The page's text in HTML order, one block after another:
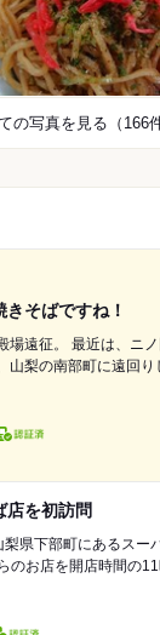
の写真を見る（166件
そばですね！
ムとセットのよ
山梨の南部町に遠回
み焼きが売り切れる
店を初訪問
県下部町にあるスー
のお店を開店時間の